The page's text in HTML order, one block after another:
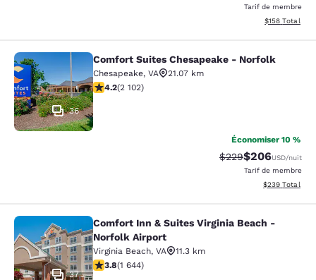
Tarif de membre
Afficher les
$158 Total
Comfort Suites Chesapeake -
36
Comfort Suites Chesapeake - Norfolk
Chesapeake, VA
21.07 km
4.18 étoiles. Très bon. 2102 commentaires
4.2(2 102)
Économiser 10 %
Tarif barré :
$229Tarif réduit :
$206USD/nuit
Tarif de membre
Afficher les
$239 Total
Comfort Inn & Suites Virginia
37
Comfort Inn & Suites Virginia Beach -
Norfolk Airport
Virginia Beach, VA
11.3 km
3.79 étoiles. Bien. 1644 commentaires
3.8(1 644)